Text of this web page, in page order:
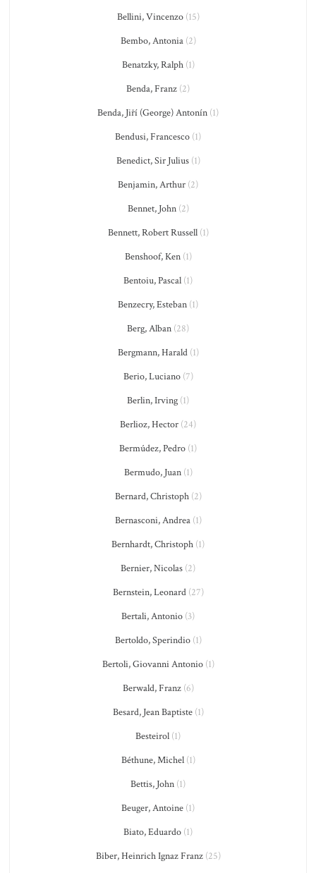
Bellini, Vincenzo(15)
Bembo, Antonia(2)
Benatzky, Ralph(1)
Benda, Franz (2)
Benda, Jiří (George) Antonín (1)
Bendusi, Francesco (1)
Benedict, Sir Julius(1)
Benjamin, Arthur (2)
Bennet, John(2)
Bennett, Robert Russell(1)
Benshoof, Ken(1)
Bentoiu, Pascal (1)
Benzecry, Esteban (1)
Berg, Alban (28)
Bergmann, Harald(1)
Berio, Luciano(7)
Berlin, Irving (1)
Berlioz, Hector (24)
Bermúdez, Pedro (1)
Bermudo, Juan(1)
Bernard, Christoph(2)
Bernasconi, Andrea(1)
Bernhardt, Christoph (1)
Bernier, Nicolas (2)
Bernstein, Leonard(27)
Bertali, Antonio (3)
Bertoldo, Sperindio(1)
Bertoli, Giovanni Antonio(1)
Berwald, Franz(6)
Besard, Jean Baptiste(1)
Besteirol (1)
Béthune, Michel(1)
Bettis, John (1)
Beuger, Antoine (1)
Biato, Eduardo (1)
Biber, Heinrich Ignaz Franz(25)